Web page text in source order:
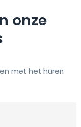
onze
met het huren